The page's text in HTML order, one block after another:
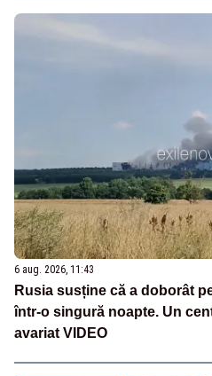
6 aug. 2026, 11:43
Rusia susține că a doborât
într-o singură noapte. Un
avariat VIDEO